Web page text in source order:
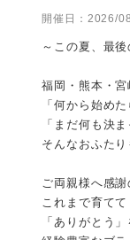
開催日： 2026/
～この夏、最
福岡・熊本・
「何から始め
「まだ何も決
そんなおふたり
ご両親様へ感
これまで育て
「ありがとう